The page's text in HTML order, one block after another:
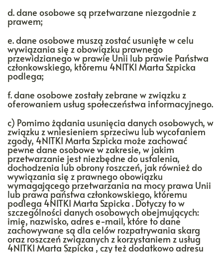
d. dane osobowe są przetwarzane niezgodnie z
prawem;
e. dane osobowe muszą zostać usunięte w celu
wywiązania się z obowiązku prawnego
przewidzianego w prawie Unii lub prawie Państwa
członkowskiego, któremu 4NITKI Marta Szpicka
podlega;
f. dane osobowe zostały zebrane w związku z
oferowaniem usług społeczeństwa informacyjnego.
c) Pomimo żądania usunięcia danych osobowych, w
związku z wniesieniem sprzeciwu lub wycofaniem
zgody, 4NITKI Marta Szpicka może zachować
pewne dane osobowe w zakresie, w jakim
przetwarzanie jest niezbędne do ustalenia,
dochodzenia lub obrony roszczeń, jak również do
wywiązania się z prawnego obowiązku
wymagającego przetwarzania na mocy prawa Unii
lub prawa państwa członkowskiego, któremu
podlega 4NITKI Marta Szpicka . Dotyczy to w
szczególności danych osobowych obejmujących:
imię, nazwisko, adres e-mail, które to dane
zachowywane są dla celów rozpatrywania skarg
oraz roszczeń związanych z korzystaniem z usług
4NITKI Marta Szpicka , czy też dodatkowo adresu